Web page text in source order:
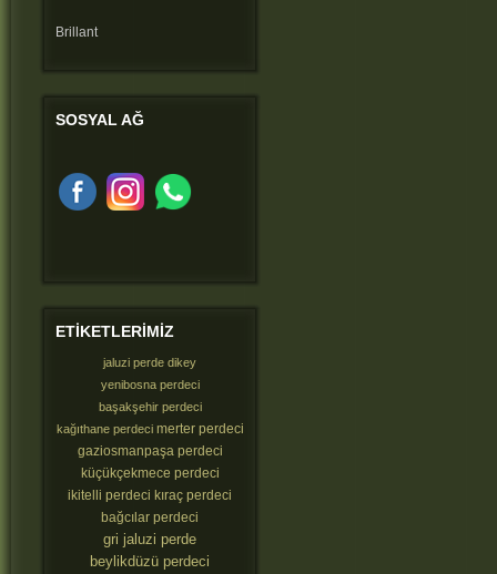
Brillant
SOSYAL AĞ
ETIKETLERIMIZ
jaluzi perde dikey
yenibosna perdeci
başakşehir perdeci
kağıthane perdeci merter perdeci
gaziosmanpaşa perdeci
küçükçekmece perdeci
ikitelli perdeci kıraç perdeci
bağcılar perdeci
gri jaluzi perde
beylikdüzü perdeci